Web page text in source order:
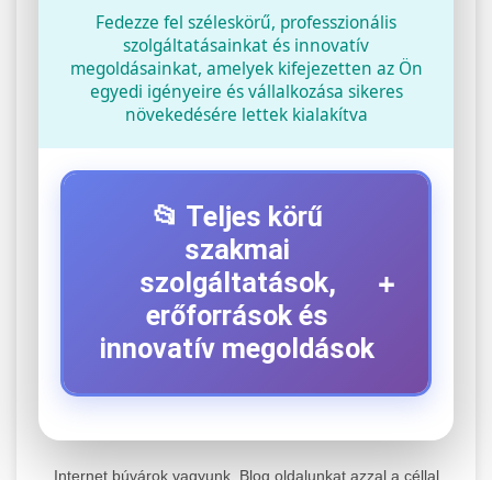
Fedezze fel széleskörű, professzionális
szolgáltatásainkat és innovatív
megoldásainkat, amelyek kifejezetten az Ön
egyedi igényeire és vállalkozása sikeres
növekedésére lettek kialakítva
📂 Teljes körű
szakmai
szolgáltatások,
erőforrások és
innovatív megoldások
+
+
Internet búvárok vagyunk. Blog oldalunkat azzal a céllal